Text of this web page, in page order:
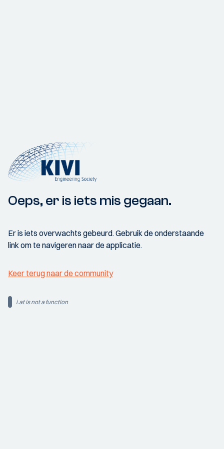
Oeps, er is iets mis gegaan.
Er is iets overwachts gebeurd. Gebruik de onderstaande
link om te navigeren naar de applicatie.
Keer terug naar de community
i.at is not a function